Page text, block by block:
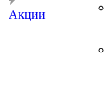
Акции